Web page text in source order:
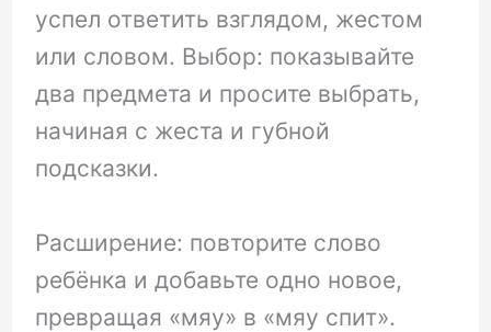
успел ответить взглядом, жестом
или словом. Выбор: показывайте
два предмета и просите выбрать,
начиная с жеста и губной
подсказки.
Расширение: повторите слово
ребёнка и добавьте одно новое,
превращая «мяу» в «мяу спит».